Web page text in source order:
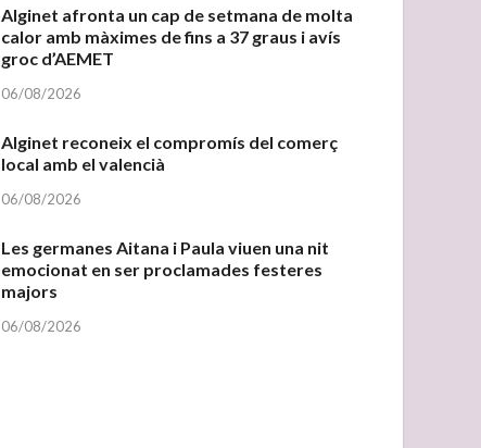
Alginet afronta un cap de setmana de molta
calor amb màximes de fins a 37 graus i avís
groc d’AEMET
06/08/2026
Alginet reconeix el compromís del comerç
local amb el valencià
06/08/2026
Les germanes Aitana i Paula viuen una nit
emocionat en ser proclamades festeres
majors
06/08/2026